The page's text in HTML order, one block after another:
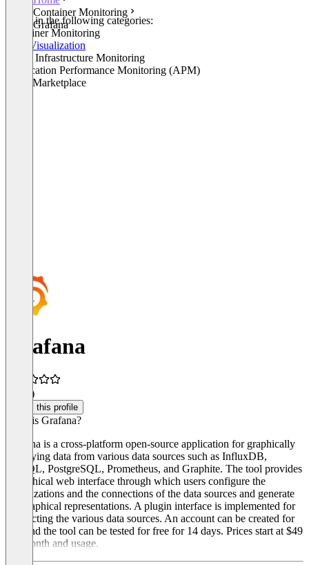
Container Monitoring
Grafana
Listed in the following categories:
Container Monitoring
Data Visualization
Cloud Infrastructure Monitoring
Application Performance Monitoring (APM)
AWS Marketplace
Grafana
(9)
Claim this profile
What is Grafana?
Grafana is a cross-platform open-source application for graphically
displaying data from various data sources such as InfluxDB,
MySQL, PostgreSQL, Prometheus, and Graphite. The tool provides
a graphical web interface through which users configure the
visualizations and the connections of the data sources and generate
the graphical representations. A plugin interface is implemented for
connecting the various data sources. An account can be created for
free and the tool can be tested for free for 14 days. Prices start at $49
per month and usage.